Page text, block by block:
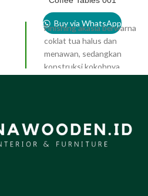
Buy via WhatsApp
Finishing akasia berwarna
coklat tua halus dan
menawan, sedangkan
konstruksi kokohnya
sandaran kepala besar ini
pasti akan membuat